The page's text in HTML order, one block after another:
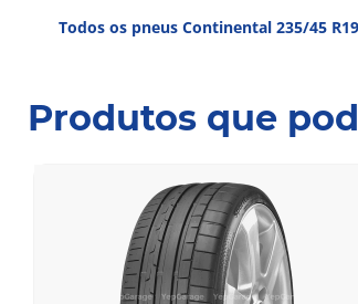
Todos os pneus Continental 235/45
Produtos que